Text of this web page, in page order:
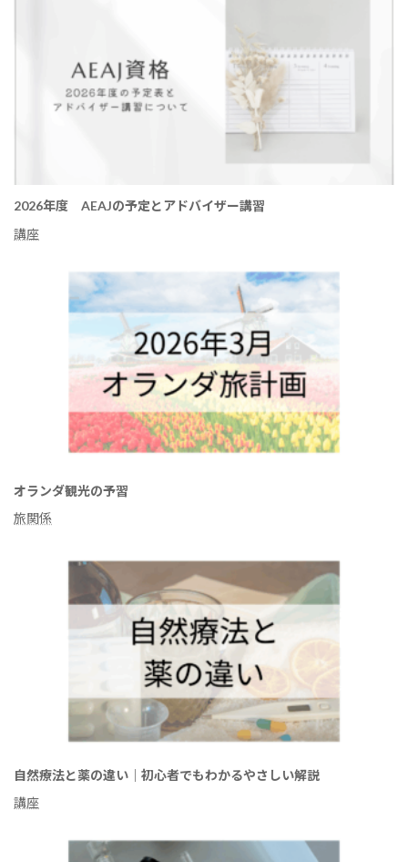
2026年度 AEAJの予定とアドバイザー講習
講座
オランダ観光の予習
旅関係
自然療法と薬の違い｜初心者でもわかるやさしい解説
講座